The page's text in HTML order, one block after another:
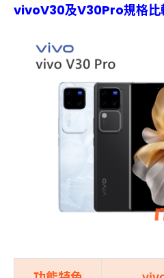
vivoV30及V30Pro規格比